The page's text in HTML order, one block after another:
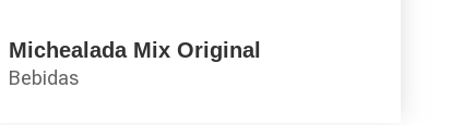
Michealada Mix Original
Bebidas